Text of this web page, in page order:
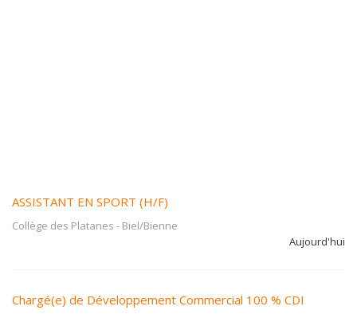
ASSISTANT EN SPORT (H/F)
Collège des Platanes - Biel/Bienne
Aujourd'hui
Chargé(e) de Développement Commercial 100 % CDI